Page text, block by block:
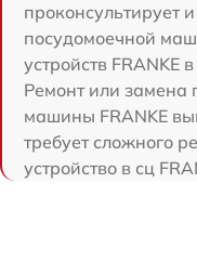
проконсультирует
посудомоечной
устройств FRANKE
Ремонт или замена
машины FRANKE
требует сложного
устройство в сц